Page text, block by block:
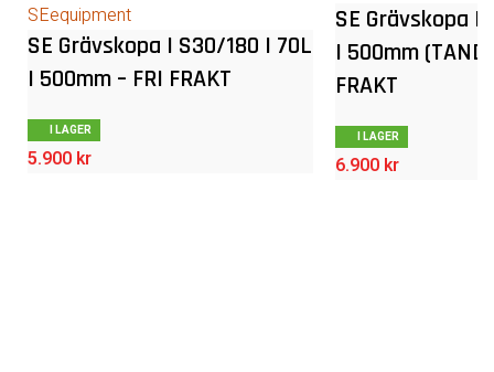
SE Grävskopa | S30/180 | 70L
| 500mm – FRI FRAKT
I LAGER
5.900 kr
SE Grävskopa |
| 500mm
FRAKT
I LAGER
6.900 kr